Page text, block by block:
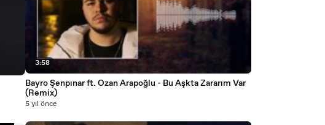
3:58
Bayro Şenpınar ft. Ozan Arapoğlu - Bu Aşkta Zararım Var
(Remix)
5 yıl önce